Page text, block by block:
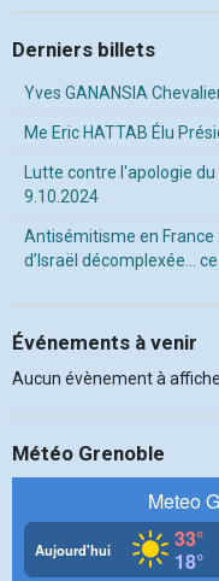
Derniers billets
Yves GANANSIA
Me Eric HATTAB Élu
Lutte contre l'apologie
9.10.2024
Antisémitisme en France
d’Israël décomplexée…
Événements à venir
Aucun évènement à
Météo Grenoble